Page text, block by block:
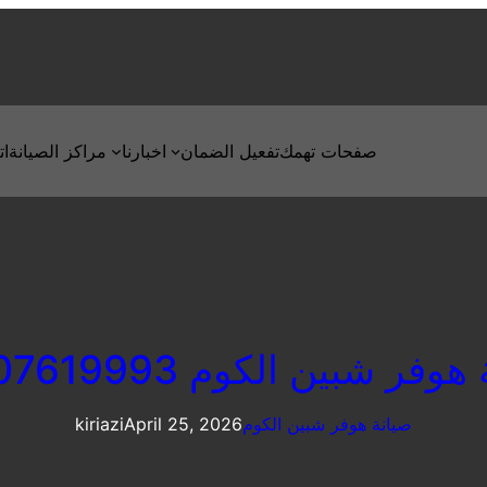
مراكز الصيانة اخبارنا تفعيل الضمانصفحات تهمك
شبين الكوم 01207619993
kiriaziApril 25, 2026صيانة هوفر شبين الكوم